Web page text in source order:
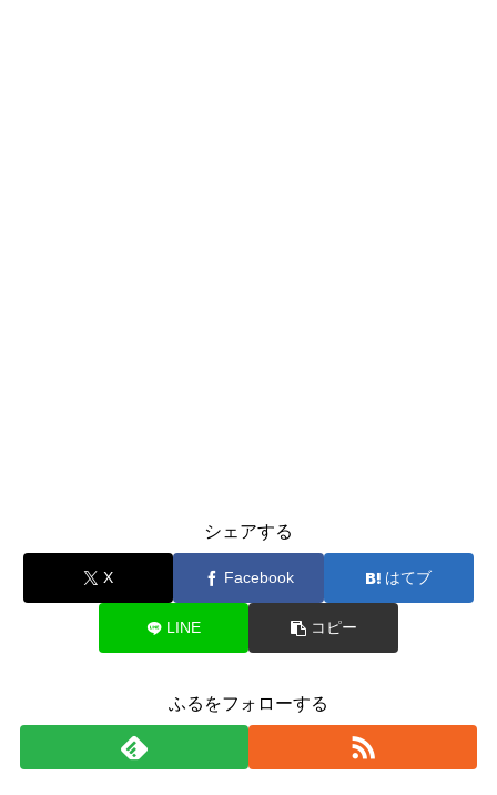
シェアする
X Facebook はてブ
LINE コピー
ふるをフォローする